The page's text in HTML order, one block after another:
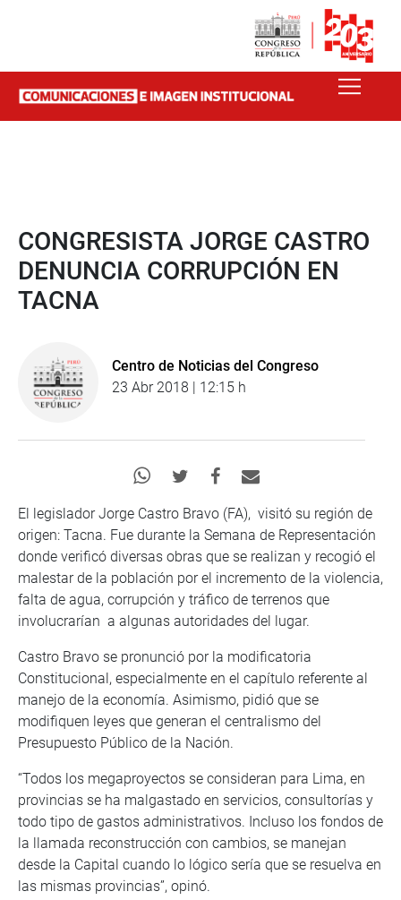
CONGRESISTA JORGE CASTRO
DENUNCIA CORRUPCIÓN EN
TACNA
Centro de Noticias del Congreso
23 Abr 2018 | 12:15 h
El legislador Jorge Castro Bravo (FA), visitó su región de
origen: Tacna. Fue durante la Semana de Representación
donde verificó diversas obras que se realizan y recogió el
malestar de la población por el incremento de la violencia,
falta de agua, corrupción y tráfico de terrenos que
involucrarían a algunas autoridades del lugar.
Castro Bravo se pronunció por la modificatoria
Constitucional, especialmente en el capítulo referente al
manejo de la economía. Asimismo, pidió que se
modifiquen leyes que generan el centralismo del
Presupuesto Público de la Nación.
“Todos los megaproyectos se consideran para Lima, en
provincias se ha malgastado en servicios, consultorías y
todo tipo de gastos administrativos. Incluso los fondos de
la llamada reconstrucción con cambios, se manejan
desde la Capital cuando lo lógico sería que se resuelva en
las mismas provincias”, opinó.